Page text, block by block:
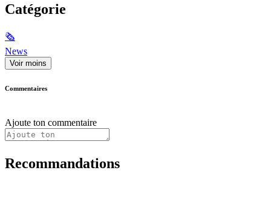
Catégorie
🗞
News
Voir moins
Commentaires
Ajoute ton commentaire
Recommandations